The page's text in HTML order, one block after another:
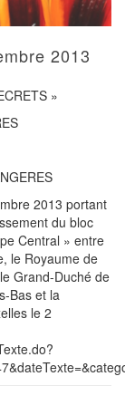
2013
»
2013 portant
du bloc
Central » entre
le Royaume de
Grand-Duché de
Bas et la
le 2